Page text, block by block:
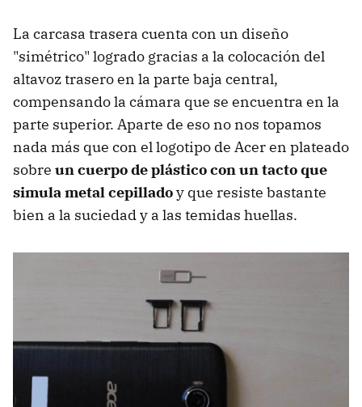
La carcasa trasera cuenta con un diseño
"simétrico" logrado gracias a la colocación del
altavoz trasero en la parte baja central,
compensando la cámara que se encuentra en la
parte superior. Aparte de eso no nos topamos
nada más que con el logotipo de Acer en plateado
sobre un cuerpo de plástico con un tacto que
simula metal cepilladoy que resiste bastante
bien a la suciedad y a las temidas huellas.